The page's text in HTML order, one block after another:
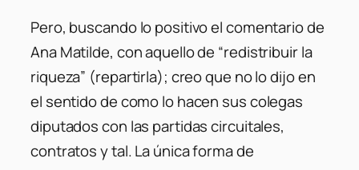
Pero, buscando lo positivo el comentario de
Ana Matilde, con aquello de “redistribuir la
riqueza” (repartirla); creo que no lo dijo en
el sentido de como lo hacen sus colegas
diputados con las partidas circuitales,
contratos y tal. La única forma de